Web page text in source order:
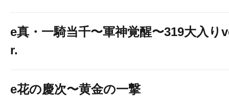
e真・一騎当千〜軍神覚醒〜319大入り
r.
e花の慶次〜黄金の一撃